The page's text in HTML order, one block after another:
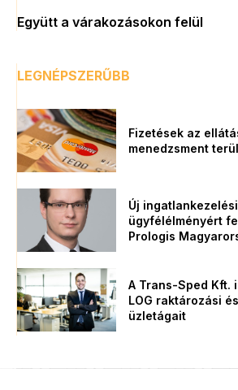
Együtt a várakozásokon felül
LEGNÉPSZERŰBB
Fizetések az
menedzsment
Új
ügyfélélményért
Prologis
A Trans-Sped Kft.
LOG raktározási
üzletágait